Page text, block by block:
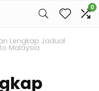
0
Lengkap Jadual
Malaysia